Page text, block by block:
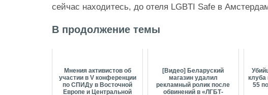
сейчас находитесь, до отеля LGBTI Safe в
В продолжение темы
Мнения активистов об
участии в V конференции
по СПИДу в Восточной
Европе и Центральной
[Видео] Беларуский
магазин удалил
рекламный ролик после
обвинений в «ЛГБТ-
клуба
55